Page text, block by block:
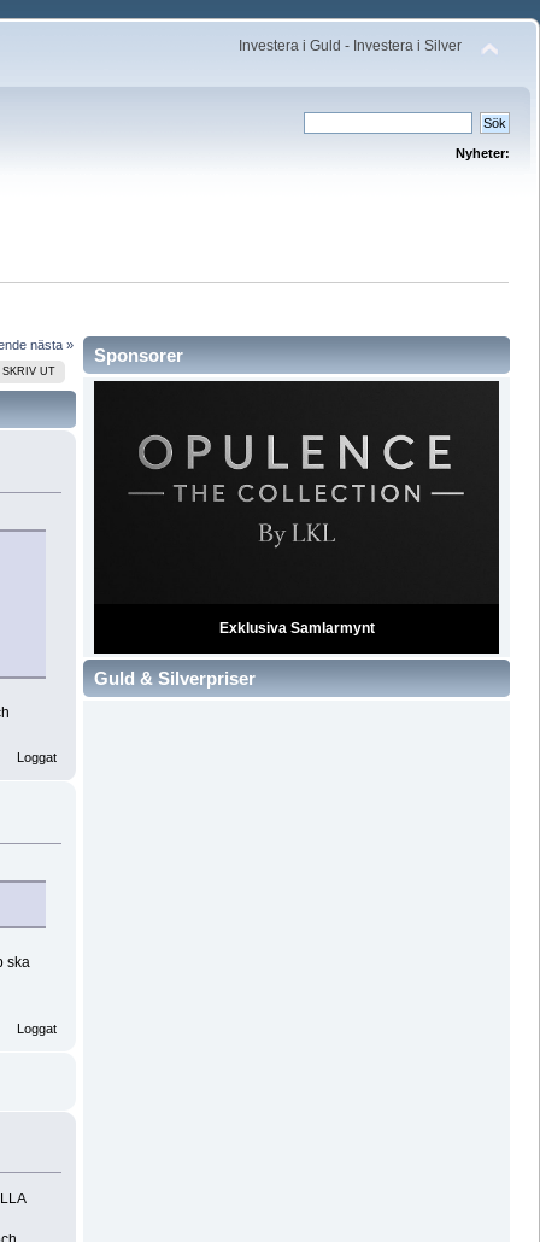
Investera i Guld - Investera i Silver
Nyheter:
nästa »
SKRIV UT
Loggat
ska
Loggat
Sponsorer
Exklusiva Samlarmynt
Guld & Silverpriser